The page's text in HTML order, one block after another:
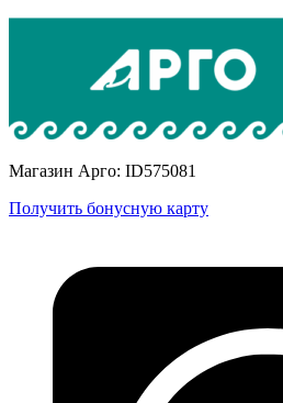
Магазин Арго: ID575081
Получить бонусную карту